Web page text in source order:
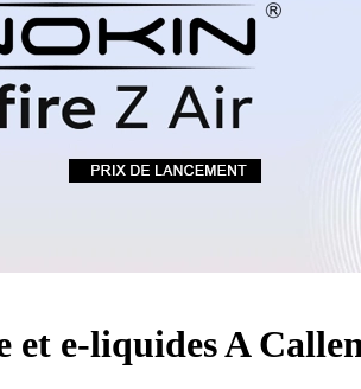
NICOTINE
ÉCONOMIQUES
VENDUS
PROMOS
AVANCÉE
LES MINI-CLOPES
Pods & Formats Poche
1 Cadeau au choix
et e-liquides A